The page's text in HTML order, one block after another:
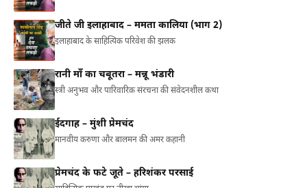
जीते जी इलाहाबाद – ममता कालिया (भाग 2)
इलाहाबाद के साहित्यिक परिवेश की झलक
रानी माँ का चबूतरा – मन्नू भंडारी
स्त्री अनुभव और पारिवारिक संरचना की संवेदनशील कथा
ईदगाह – मुंशी प्रेमचंद
मानवीय करुणा और बालमन की अमर कहानी
प्रेमचंद के फटे जूते – हरिशंकर परसाई